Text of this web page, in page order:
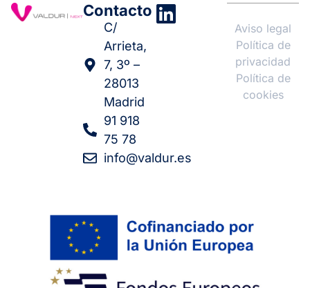
Contacto
C/
Arrieta,
7, 3º –
28013
Madrid
91 918
75 78
info@valdur.es
Aviso legal
Política de
privacidad
Política de
cookies